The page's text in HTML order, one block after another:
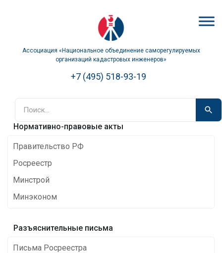
Ассоциация «Национальное объединение саморегулируемых
организаций кадастровых инженеров»
+7 (495) 518-93-19
Нормативно-правовые акты
Правительство РФ
Росреестр
Минстрой
Минэконом
Разъяснительные письма
Письма Росреестра